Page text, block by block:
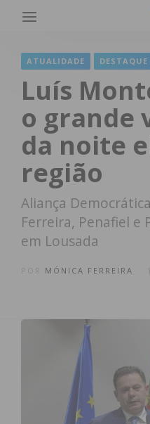
ATUALIDADE DESTAQUE
Luís
o grande
da noite
região
Aliança
Ferreira, Penafiel e
em Lousada
MÓNICA FERREIRA